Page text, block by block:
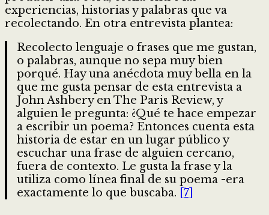
experiencias, historias y palabras que va
recolectando. En otra entrevista plantea:
Recolecto lenguaje o frases que me gustan,
o palabras, aunque no sepa muy bien
porqué. Hay una anécdota muy bella en la
que me gusta pensar de esta entrevista a
John Ashbery en The Paris Review, y
alguien le pregunta: ¿Qué te hace empezar
a escribir un poema? Entonces cuenta esta
historia de estar en un lugar público y
escuchar una frase de alguien cercano,
fuera de contexto. Le gusta la frase y la
utiliza como línea final de su poema -era
exactamente lo que buscaba. [7]